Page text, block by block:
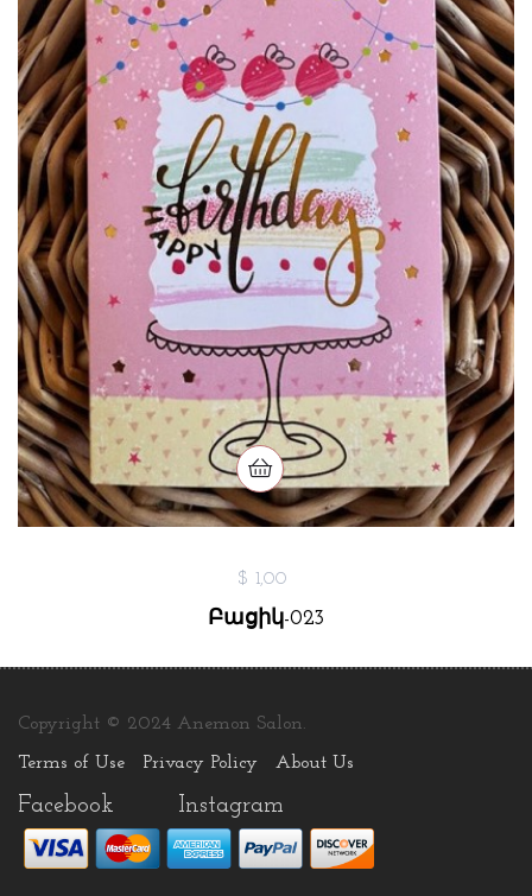
$ 1,00
Բացիկ-023
Copyright © 2024 Anemon Salon.
Terms of Use Privacy Policy About Us
Facebook Instagram